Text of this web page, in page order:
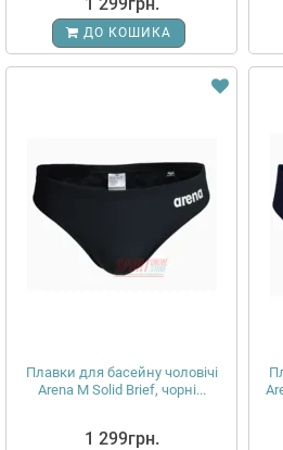
ДО КОШИКА
Плавки для басейну чоловічі
Arena M Solid Brief, чорні...
1 299грн.